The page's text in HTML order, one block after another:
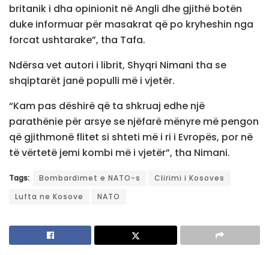
britanik i dha opinionit në Angli dhe gjithë botën
duke informuar për masakrat që po kryheshin nga
forcat ushtarake”, tha Tafa.
Ndërsa vet autori i librit, Shyqri Nimani tha se
shqiptarët janë populli më i vjetër.
“Kam pas dëshirë që ta shkruaj edhe një
parathënie për arsye se njëfarë mënyre më pengon
që gjithmonë flitet si shteti më i ri i Evropës, por në
të vërtetë jemi kombi më i vjetër”, tha Nimani.
Tags: Bombardimet e NATO-s
Clirimi i Kosoves
Lufta ne Kosove
NATO